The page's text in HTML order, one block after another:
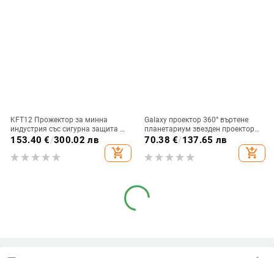
KFT12 Прожектор за минна
индустрия със сигурна защита –
HD голям екран, здрав и
153.40 €/300.02 лв
add_shopping_cart
Galaxy проектор 360° въртене
планетариум звезден проектор
реалистично звездно небе нощна
светлина слънчева система луна
за детска спалня
70.38 €/137.65 лв
add_shopping_cart